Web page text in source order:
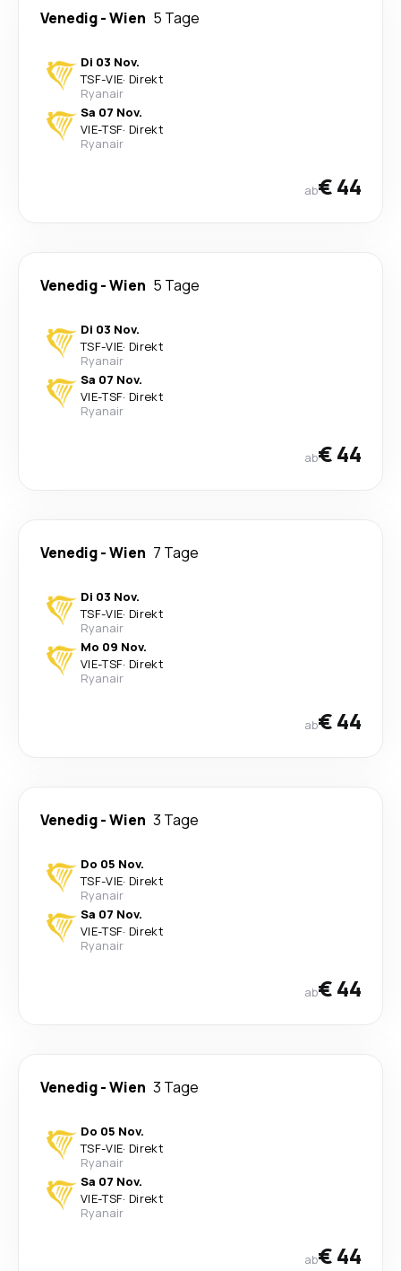
Venedig-Wien 5 Tage
Di 03 Nov.
TSF-VIE· Direkt
Ryanair
Sa 07 Nov.
VIE-TSF· Direkt
Ryanair
ab€ 44
Venedig-Wien 5 Tage
Di 03 Nov.
TSF-VIE· Direkt
Ryanair
Sa 07 Nov.
VIE-TSF· Direkt
Ryanair
ab€ 44
Venedig-Wien 7 Tage
Di 03 Nov.
TSF-VIE· Direkt
Ryanair
Mo 09 Nov.
VIE-TSF· Direkt
Ryanair
ab€ 44
Venedig-Wien 3 Tage
Do 05 Nov.
TSF-VIE· Direkt
Ryanair
Sa 07 Nov.
VIE-TSF· Direkt
Ryanair
ab€ 44
Venedig-Wien 3 Tage
Do 05 Nov.
TSF-VIE· Direkt
Ryanair
Sa 07 Nov.
VIE-TSF· Direkt
Ryanair
ab€ 44